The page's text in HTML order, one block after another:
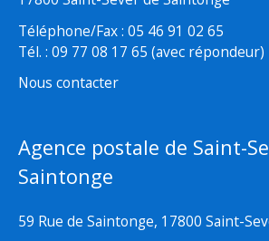
Téléphone/Fax : 05 46 91 02 65
Tél. : 09 77 08 17 65 (avec répondeur)
Nous contacter
Agence postale de Saint-
Saintonge
59 Rue de Saintonge, 17800 Saint-